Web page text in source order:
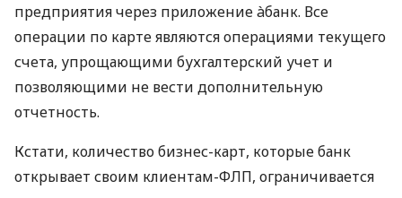
предприятия через приложение àбанк. Все
операции по карте являются операциями текущего
счета, упрощающими бухгалтерский учет и
позволяющими не вести дополнительную
отчетность.
Кстати, количество бизнес-карт, которые банк
открывает своим клиентам-ФЛП, ограничивается